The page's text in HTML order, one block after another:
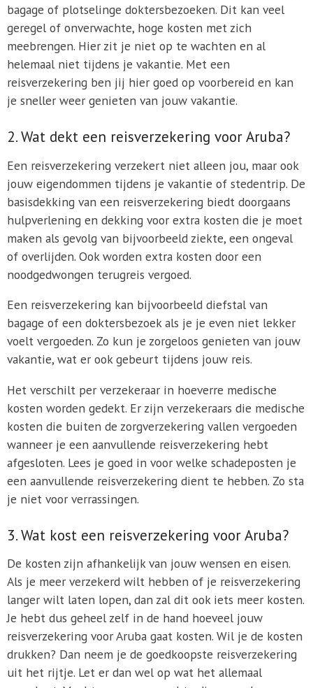
bagage of plotselinge doktersbezoeken. Dit kan veel
geregel of onverwachte, hoge kosten met zich
meebrengen. Hier zit je niet op te wachten en al
helemaal niet tijdens je vakantie. Met een
reisverzekering ben jij hier goed op voorbereid en kan
je sneller weer genieten van jouw vakantie.
2. Wat dekt een reisverzekering voor Aruba?
Een reisverzekering verzekert niet alleen jou, maar ook
jouw eigendommen tijdens je vakantie of stedentrip. De
basisdekking van een reisverzekering biedt doorgaans
hulpverlening en dekking voor extra kosten die je moet
maken als gevolg van bijvoorbeeld ziekte, een ongeval
of overlijden. Ook worden extra kosten door een
noodgedwongen terugreis vergoed.
Een reisverzekering kan bijvoorbeeld diefstal van
bagage of een doktersbezoek als je je even niet lekker
voelt vergoeden. Zo kun je zorgeloos genieten van jouw
vakantie, wat er ook gebeurt tijdens jouw reis.
Het verschilt per verzekeraar in hoeverre medische
kosten worden gedekt. Er zijn verzekeraars die medische
kosten die buiten de zorgverzekering vallen vergoeden
wanneer je een aanvullende reisverzekering hebt
afgesloten. Lees je goed in voor welke schadeposten je
een aanvullende reisverzekering dient te hebben. Zo sta
je niet voor verrassingen.
3. Wat kost een reisverzekering voor Aruba?
De kosten zijn afhankelijk van jouw wensen en eisen.
Als je meer verzekerd wilt hebben of je reisverzekering
langer wilt laten lopen, dan zal dit ook iets meer kosten.
Je hebt dus geheel zelf in de hand hoeveel jouw
reisverzekering voor Aruba gaat kosten. Wil je de kosten
drukken? Dan neem je de goedkoopste reisverzekering
uit het rijtje. Let er dan wel op wat het allemaal